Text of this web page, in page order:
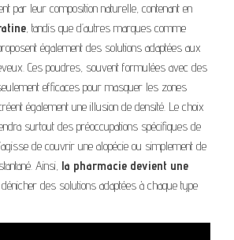
par leur composition naturelle, contenant en
, tandis que d’autres marques comme
également des solutions adaptées aux
Ces poudres, souvent formulées avec des
efficaces pour masquer les zones
également une illusion de densité. Le choix
surtout des préoccupations spécifiques de
de couvrir une alopécie ou simplement de
Ainsi, la pharmacie devient une
des solutions adaptées à chaque type